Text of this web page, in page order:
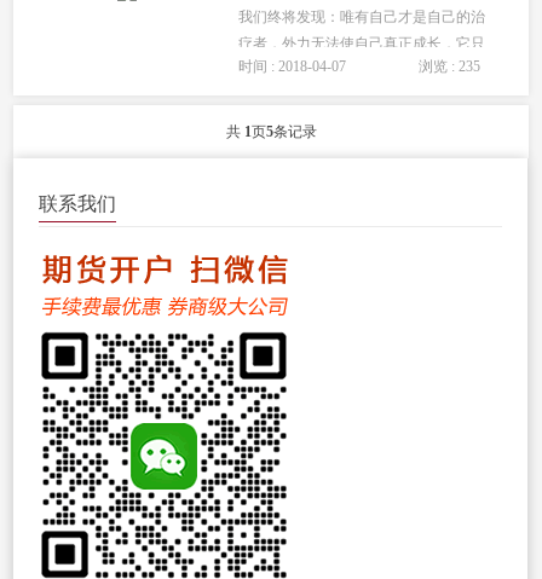
我们终将发现：唯有自己才是自己的治
疗者，外力无法使自己真正成长，它只
是提供了这种可能。在期货市场，也唯
有可能真正的走出迷宫！...
时间 : 2018-04-07 浏览 : 235
共 1页5条记录
联系我们